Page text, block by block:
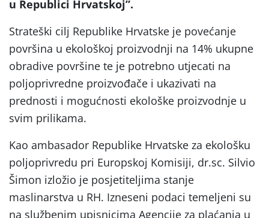
u Republici Hrvatskoj”.
Strateški cilj Republike Hrvatske je povećanje
površina u ekološkoj proizvodnji na 14% ukupne
obradive površine te je potrebno utjecati na
poljoprivredne proizvođače i ukazivati na
prednosti i mogućnosti ekološke proizvodnje u
svim prilikama.
Kao ambasador Republike Hrvatske za ekološku
poljoprivredu pri Europskoj Komisiji, dr.sc. Silvio
Šimon izložio je posjetiteljima stanje
maslinarstva u RH. Izneseni podaci temeljeni su
na službenim upisnicima Agencije za plaćanja u